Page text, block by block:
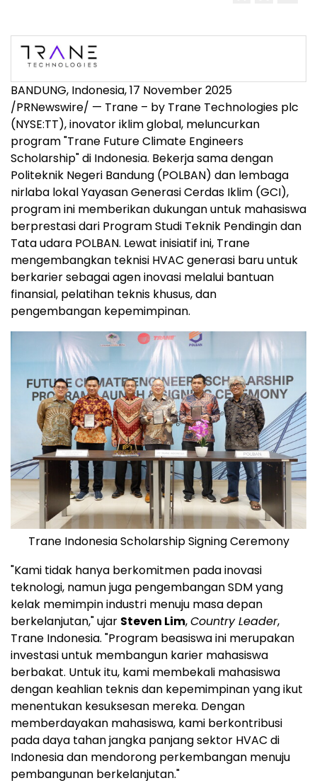
BANDUNG, Indonesia,17 November 2025
/PRNewswire/ — Trane – by Trane Technologies plc
(NYSE:TT), inovator iklim global, meluncurkan
program "Trane Future Climate Engineers
Scholarship" di Indonesia. Bekerja sama dengan
Politeknik Negeri Bandung (POLBAN) dan lembaga
nirlaba lokal Yayasan Generasi Cerdas Iklim (GCI),
program ini memberikan dukungan untuk mahasiswa
berprestasi dari Program Studi Teknik Pendingin dan
Tata udara POLBAN. Lewat inisiatif ini, Trane
mengembangkan teknisi HVAC generasi baru untuk
berkarier sebagai agen inovasi melalui bantuan
finansial, pelatihan teknis khusus, dan
pengembangan kepemimpinan.
Trane Indonesia Scholarship Signing Ceremony
"Kami tidak hanya berkomitmen pada inovasi
teknologi, namun juga pengembangan SDM yang
kelak memimpin industri menuju masa depan
berkelanjutan," ujar Steven Lim,Country Leader,
Trane Indonesia. "Program beasiswa ini merupakan
investasi untuk membangun karier mahasiswa
berbakat. Untuk itu, kami membekali mahasiswa
dengan keahlian teknis dan kepemimpinan yang ikut
menentukan kesuksesan mereka. Dengan
memberdayakan mahasiswa, kami berkontribusi
pada daya tahan jangka panjang sektor HVAC di
Indonesiadan mendorong perkembangan menuju
pembangunan berkelanjutan."